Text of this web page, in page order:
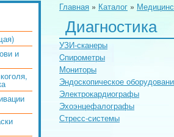
Главная » Каталог »
Диагностика
УЗИ-сканеры
Cпирометры
Мониторы
Эндоскопическое
Электрокардиографы
Эхоэнцефалографы
Стресс-системы
и